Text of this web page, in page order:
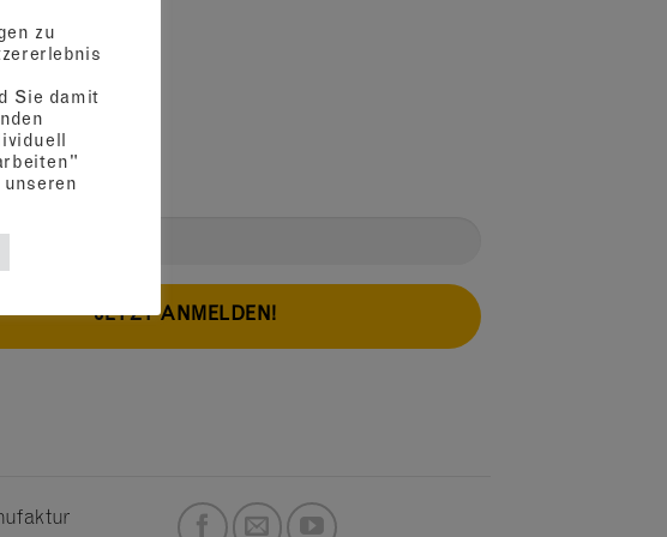
JETZT ANMELDEN!
zu
Sie damit